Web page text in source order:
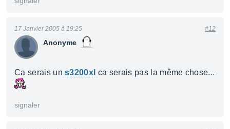
Anonyme
17 Janvier 2005 à 19:25 #12
Ca serais uns3200xl ca serais pas la même chose...
signaler